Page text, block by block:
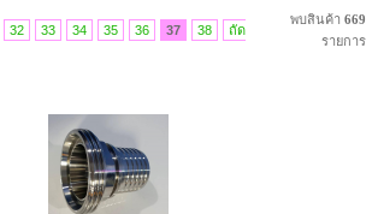
32 33 34 35 36 37 38
ถัด
พบสินค้า 669
รายการ